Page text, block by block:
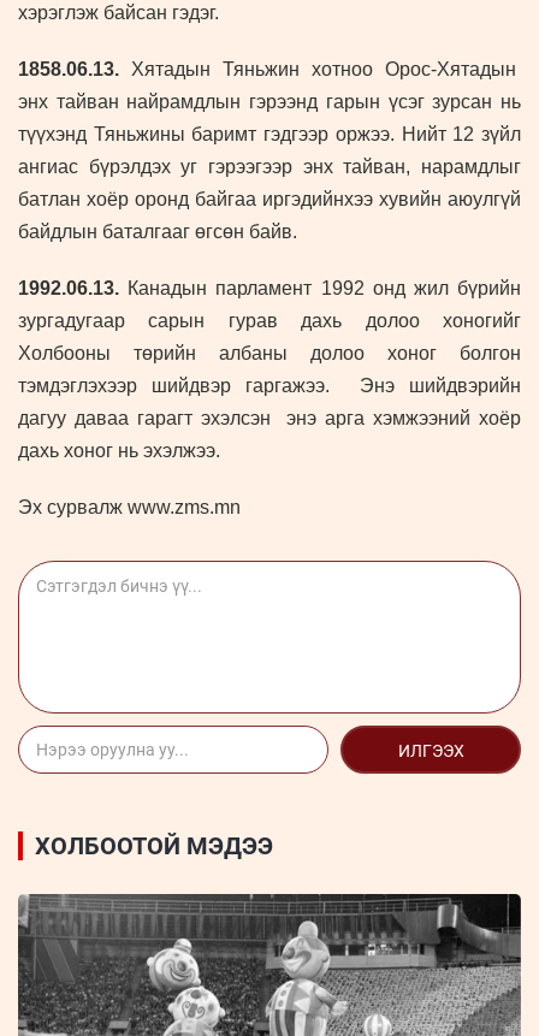
хэрэглэж байсан гэдэг.
1858.06.13. Хятадын Тяньжин хотноо Орос-Хятадын
энх тайван найрамдлын гэрээнд гарын үсэг зурсан нь
түүхэнд Тяньжины баримт гэдгээр оржээ. Нийт 12 зүйл
ангиас бүрэлдэх уг гэрээгээр энх тайван, нарамдлыг
батлан хоёр оронд байгаа иргэдийнхээ хувийн аюулгүй
байдлын баталгааг өгсөн байв.
1992.06.13. Канадын парламент 1992 онд жил бүрийн
зургадугаар сарын гурав дахь долоо хоногийг
Холбооны төрийн албаны долоо хоног болгон
тэмдэглэхээр шийдвэр гаргажээ. Энэ шийдвэрийн
дагуу даваа гарагт эхэлсэн энэ арга хэмжээний хоёр
дахь хоног нь эхэлжээ.
Эх сурвалж www.zms.mn
ИЛГЭЭХ
ХОЛБООТОЙ МЭДЭЭ